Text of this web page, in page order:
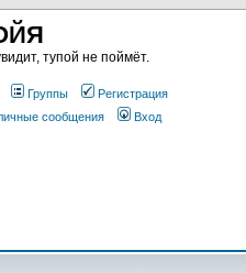
тупой не поймёт.
Группы
Регистрация
сообщения Вход